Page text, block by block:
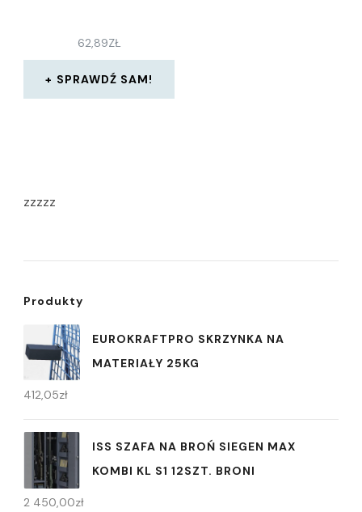
62,89ZŁ
SPRAWDŹ SAM!
zzzzz
Produkty
EUROKRAFTPRO SKRZYNKA NA
MATERIAŁY 25KG
412,05zł
ISS SZAFA NA BROŃ SIEGEN MAX
KOMBI KL S1 12SZT. BRONI
2 450,00zł